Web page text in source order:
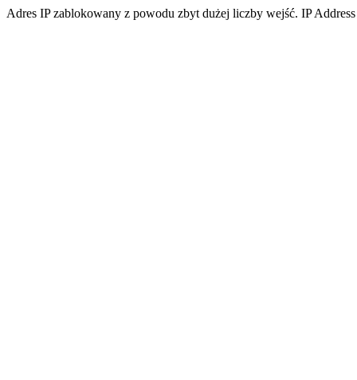
Adres IP zablokowany z powodu zbyt dużej liczby wejść. IP